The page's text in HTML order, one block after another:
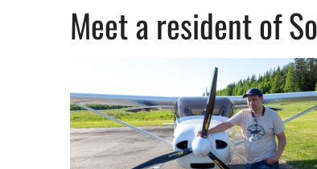
Hoppa till innehåll
Hoppa till undermenyMeet a resident of